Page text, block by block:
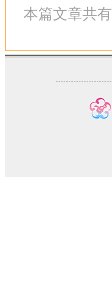
本篇文章共有